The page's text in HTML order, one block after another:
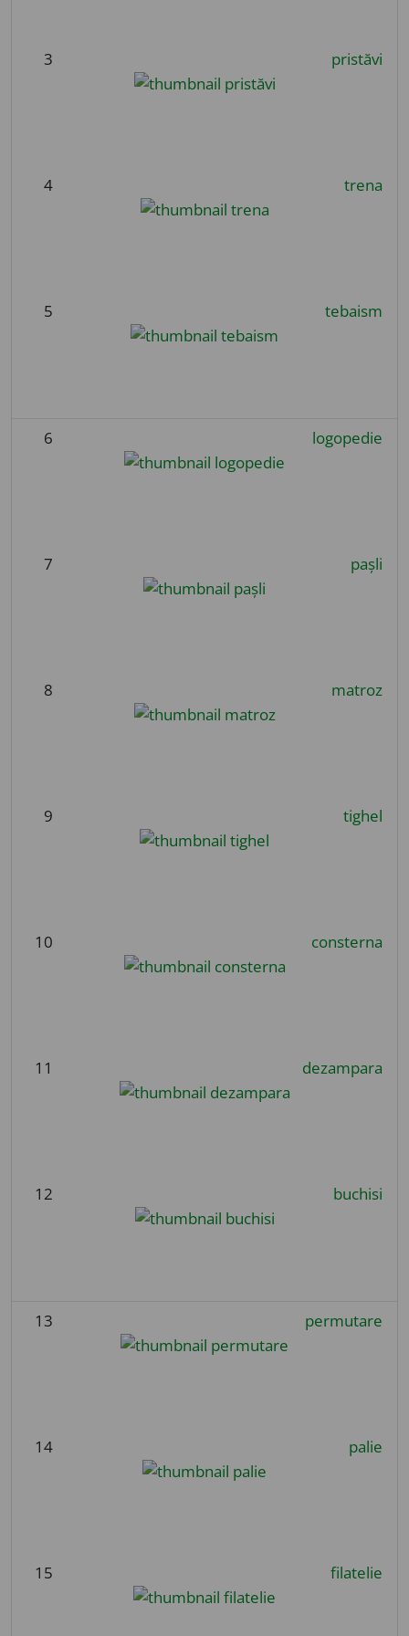
3 pristăvi
4 trena
5 tebaism
6 logopedie
7 pașli
8 matroz
9 tighel
10 consterna
11 dezampara
12 buchisi
13 permutare
14 palie
15 filatelie